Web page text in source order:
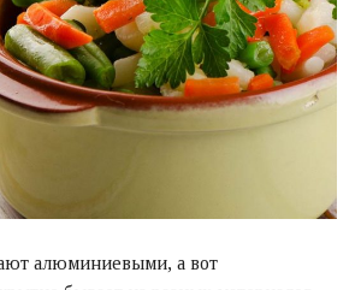
алюминиевыми, а вот